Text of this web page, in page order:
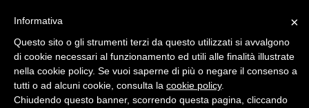
PROMOZIONI
PRODOTTI
×
Informativa
Questo sito o gli strumenti terzi da questo utilizzati si avvalgono
di cookie necessari al funzionamento ed utili alle finalità illustrate
nella cookie policy. Se vuoi saperne di più o negare il consenso a
tutti o ad alcuni cookie, consulta la cookie policy.
Chiudendo questo banner, scorrendo questa pagina, cliccando